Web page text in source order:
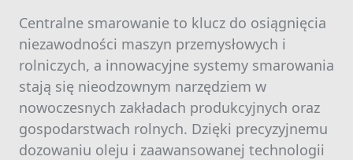
Centralne smarowanie to klucz do osiągnięcia
niezawodności maszyn przemysłowych i
rolniczych, a innowacyjne systemy smarowania
stają się nieodzownym narzędziem w
nowoczesnych zakładach produkcyjnych oraz
gospodarstwach rolnych. Dzięki precyzyjnemu
dozowaniu oleju i zaawansowanej technologii